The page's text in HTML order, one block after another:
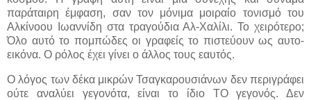
παράταιρη έμφαση, σαν τον μόνιμα μοιραίο τονισμό του
Αλκίνοου Ιωαννίδη στα τραγούδια Αλ-Χαλίλι. Το χειρότερο;
Όλο αυτό το πομπώδες οι γραφείς το πιστεύουν ως αυτο-
εικόνα. Ο ρόλος έχει γίνει ο άλλος τους εαυτός.
Ο λόγος των δέκα μικρών Τσαγκαρουσιάνων δεν περιγράφει
ούτε αναλύει γεγονότα, είναι το ίδιο ΤΟ γεγονός. Δεν